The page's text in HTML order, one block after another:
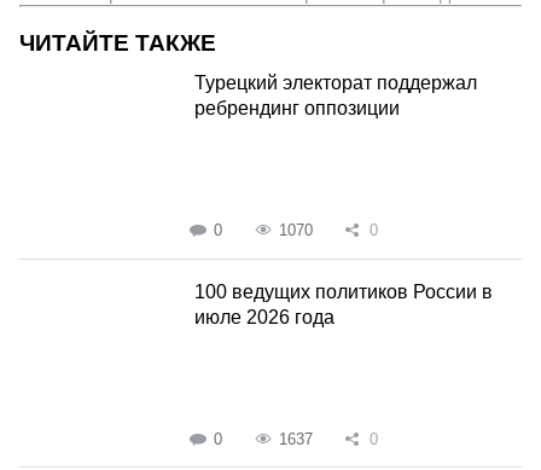
ЧИТАЙТЕ ТАКЖЕ
Турецкий электорат поддержал
ребрендинг оппозиции
0 1070 0
100 ведущих политиков России в
июле 2026 года
0 1637 0